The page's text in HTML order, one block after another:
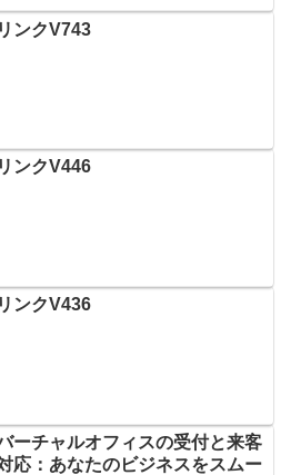
リンクV743
リンクV446
リンクV436
ーチャルオフィスの受付と来客
応：あなたのビジネスをスムー